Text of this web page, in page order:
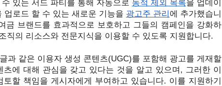
있는 서드 파티를 통해 자동으로 동적 제외 목록을 업데이
업로드 할 수 있는 새로운 기능을 광고주 관리 에 추가했습니
금 브랜드를 효과적으로 보호하고 그들의 캠페인을 강화하
직의 리소스와 전문지식을 이용할 수 있도록 지원합니다.
과 같은 이용자 생성 콘텐츠(UGC)를 포함해 광고를 게재할
에 대해 관심을 갖고 있다는 것을 알고 있으며, 그러한 이
할 책임을 게시자에게 부여하고 있습니다. 이를 지원하기